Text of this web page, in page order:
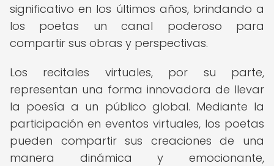
significativo en los últimos años, brindando a
los poetas un canal poderoso para
compartir sus obras y perspectivas.
Los recitales virtuales, por su parte,
representan una forma innovadora de llevar
la poesía a un público global. Mediante la
participación en eventos virtuales, los poetas
pueden compartir sus creaciones de una
manera dinámica y emocionante,